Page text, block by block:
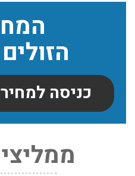
כניסה
שירותי אריזה: